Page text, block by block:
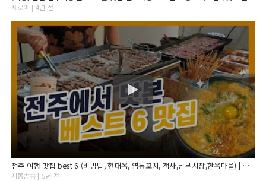
세로미 | 4년 전
전주 여행 맛집 best 6 (비빔밥, 현대옥, 염통꼬치, 객사,남부시장,한옥마을) | 최깐돌
시동방송 | 5년 전